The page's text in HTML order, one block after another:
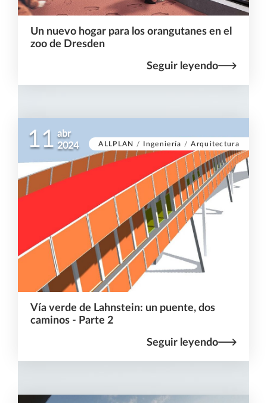
Un nuevo hogar para los orangutanes en el
zoo de Dresden
Seguir leyendo
ALLPLAN / Ingeniería /Arquitectura
11 abr
2024
Vía verde de Lahnstein: un puente, dos
caminos - Parte 2
Seguir leyendo